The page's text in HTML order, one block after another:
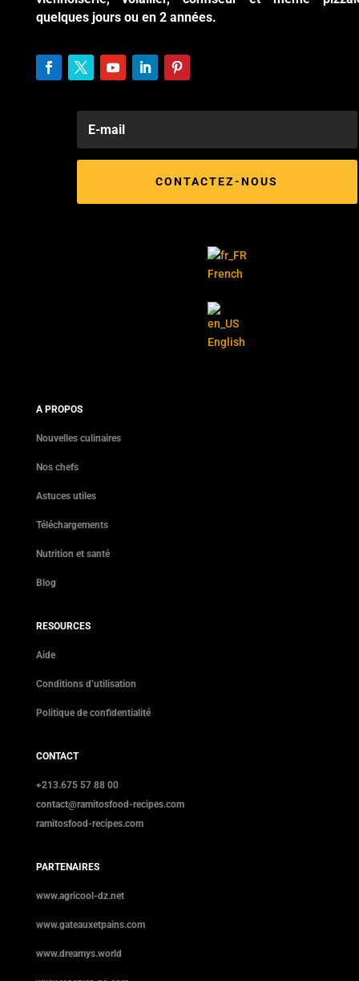
quelques jours ou en 2 années.
CONTACTEZ-NOUS
French
English
A PROPOS
Nouvelles culinaires
Nos chefs
Astuces utiles
Téléchargements
Nutrition et santé
Blog
RESOURCES
Aide
Conditions d’utilisation
Politique de confidentialité
CONTACT
+213.675 57 88 00
contact@ramitosfood-recipes.com
ramitosfood-recipes.com
PARTENAIRES
www.agricool-dz.net
www.gateauxetpains.com
www.dreamys.world